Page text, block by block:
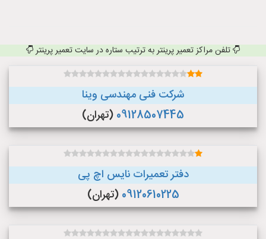
تلفن مراکز تعمیر پرینتر به ترتیب ستاره در سایت تعمیر پرینتر
شرکت فنی مهندسی وینا
09128507445 (تهران)
دفتر تعمیرات نایس اچ پی
09120610225 (تهران)